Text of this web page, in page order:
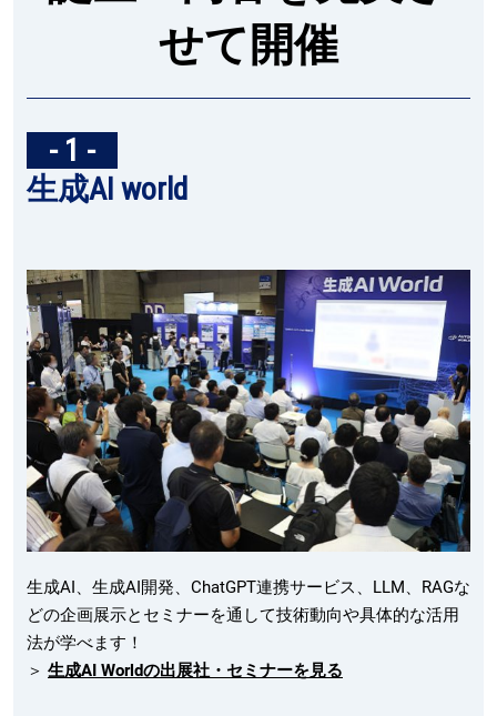
せて開催
- 1 -
生成AI world
生成AI、生成AI開発、ChatGPT連携サービス、LLM、RAGな
どの企画展示とセミナーを通して技術動向や具体的な活用
法が学べます！
＞ 生成AI Worldの出展社・セミナーを見る